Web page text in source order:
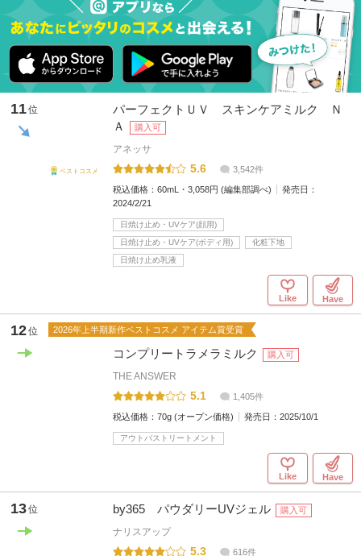
11位
ベストコスメ
パーフェクトＵＶ スキンケアミルク Ｎ
Ａ
購入可
アネッサ
5.6 3,542件
税込価格： 60mL・3,058円 (編集部調べ)
発売日：
2024/2/21
日焼け止め・UVケア(顔用)
日焼け止め・UVケア(ボディ用)
化粧下地
日焼け止め乳液
Like Have
12位 2026年上半期新作ベストコスメ アイテム賞受賞
コンプリートラメラミルク 購入可
THE ANSWER
5.1 1,405件
税込価格： 70g (オープン価格) 発売日： 2025/10/1
アウトバストリートメント
Like Have
13位 by365 パウダリーUVジェル 購入可
ナリスアップ
5.3 616件